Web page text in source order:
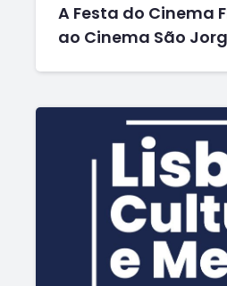
A Festa do Cinema
ao Cinema São